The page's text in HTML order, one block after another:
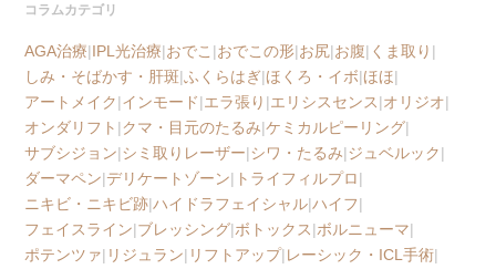
コラムカテゴリ
AGA治療|IPL光治療|おでこ |おでこの形|お尻|お腹| くま取り |
しみ・そばかす・肝斑|ふくらはぎ|ほくろ・イボ|ほほ|
アートメイク|インモード|エラ張り |エリシスセンス|オリジオ|
オンダリフト |クマ・目元のたるみ|ケミカルピーリング|
サブシジョン|シミ取りレーザー|シワ・たるみ|ジュベルック|
ダーマペン|デリケートゾーン| トライフィルプロ|
ニキビ・ニキビ跡|ハイドラフェイシャル|ハイフ|
フェイスライン|ブレッシング|ボトックス|ボルニューマ|
ポテンツァ| リジュラン| リフトアップ|レーシック・ICL手術|